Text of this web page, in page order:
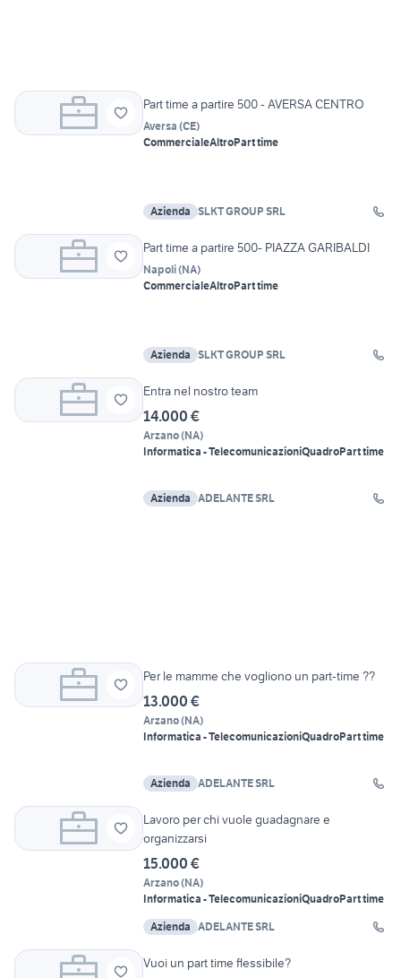
Part time a partire 500 - AVERSA CENTRO
Aversa (CE)
CommercialeAltroPart time
Azienda SLKT GROUP SRL
Part time a partire 500- PIAZZA GARIBALDI
Napoli(NA)
CommercialeAltroPart time
Azienda SLKT GROUP SRL
Entra nel nostro team
14.000 €
Arzano(NA)
Informatica - TelecomunicazioniQuadroPart time
Azienda ADELANTE SRL
Per le mamme che vogliono un part-time ??
13.000 €
Arzano(NA)
Informatica - TelecomunicazioniQuadroPart time
Azienda ADELANTE SRL
Lavoro per chi vuole guadagnare e
organizzarsi
15.000 €
Arzano(NA)
Informatica - TelecomunicazioniQuadroPart time
Azienda ADELANTE SRL
Vuoi un part time flessibile?